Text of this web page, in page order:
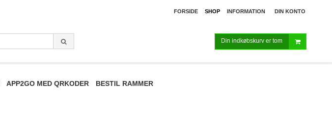
FORSIDE SHOP INFORMATION DIN KONTO
Din indkøbskurv er tom
APP2GO MED QRKODER BESTIL RAMMER